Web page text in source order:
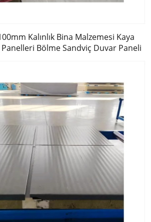
Kalınlık Bina Malzemesi Kaya
Bölme Sandviç Duvar Paneli